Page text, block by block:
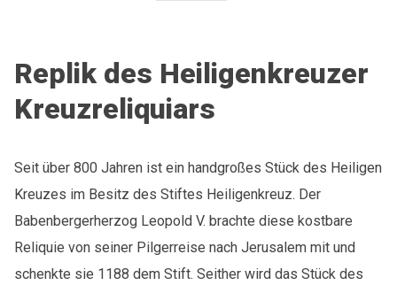
Replik des Heiligenkreuzer
Kreuzreliquiars
Seit über 800 Jahren ist ein handgroßes Stück des Heiligen
Kreuzes im Besitz des Stiftes Heiligenkreuz. Der
Babenbergerherzog Leopold V. brachte diese kostbare
Reliquie von seiner Pilgerreise nach Jerusalem mit und
schenkte sie 1188 dem Stift. Seither wird das Stück des